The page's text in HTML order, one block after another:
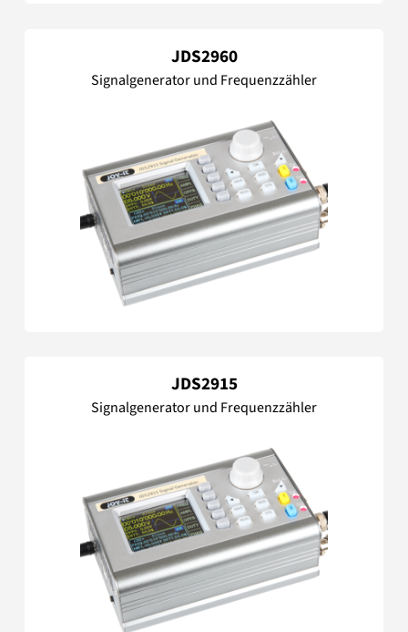
JDS2960
Signalgenerator und Frequenzzähler
JDS2915
Signalgenerator und Frequenzzähler